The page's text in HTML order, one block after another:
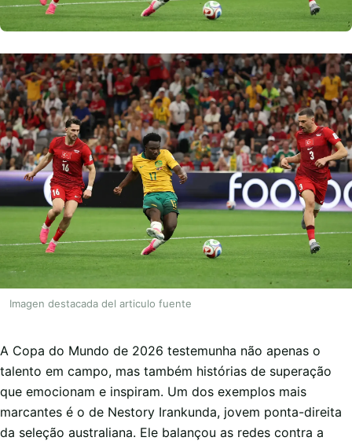
Imagen destacada del articulo fuente
A Copa do Mundo de 2026 testemunha não apenas o
talento em campo, mas também histórias de superação
que emocionam e inspiram. Um dos exemplos mais
marcantes é o de Nestory Irankunda, jovem ponta-direita
da seleção australiana. Ele balançou as redes contra a